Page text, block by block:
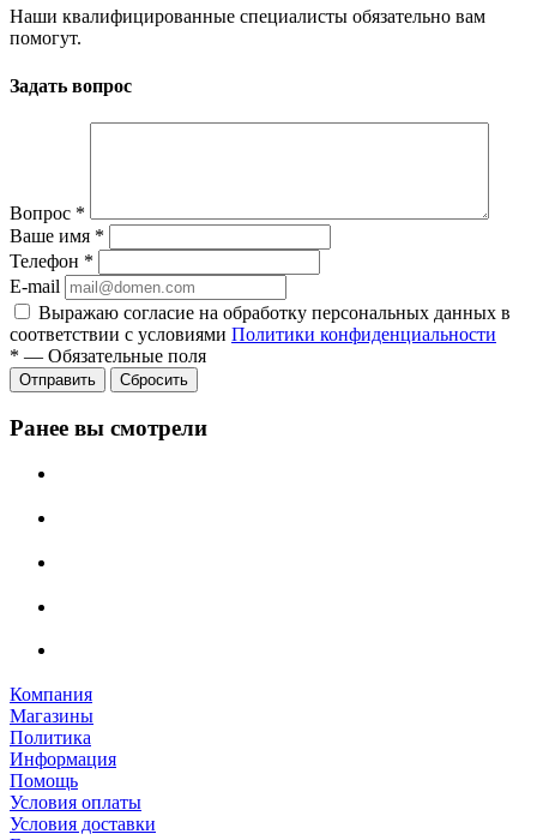
Наши квалифицированные специалисты обязательно вам
помогут.
Задать вопрос
Вопрос *
Ваше имя *
Телефон *
E-mail
Выражаю согласие на обработку персональных данных в
соответствии с условиями Политики конфиденциальности
* — Обязательные поля
Отправить Сбросить
Ранее вы смотрели
Компания
Магазины
Политика
Информация
Помощь
Условия оплаты
Условия доставки